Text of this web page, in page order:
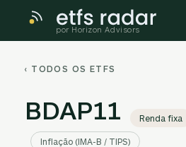
por Horizon Advisors
‹ TODOS OS ETFS
BDAP11 Renda fixa
Inflação (IMA-B / TIPS)